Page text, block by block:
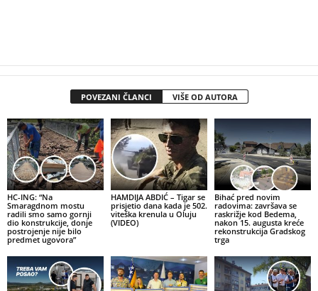
POVEZANI ČLANCI VIŠE OD AUTORA
HC-ING: “Na
Smaragdnom mostu
radili smo samo gornji
dio konstrukcije, donje
postrojenje nije bilo
predmet ugovora”
HAMDIJA ABDIĆ – Tigar se
prisjetio dana kada je 502.
viteška krenula u Oluju
(VIDEO)
Bihać pred novim
radovima: završava se
raskrižje kod Bedema,
nakon 15. augusta kreće
rekonstrukcija Gradskog
trga